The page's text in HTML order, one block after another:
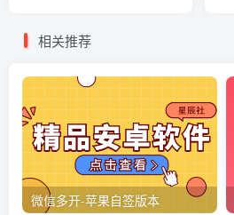
相关推荐
微信多开-苹果自签版本